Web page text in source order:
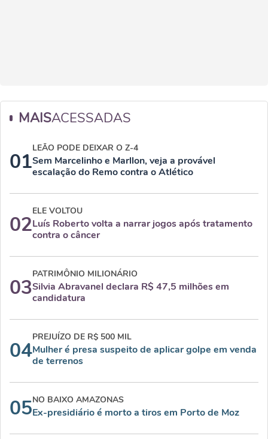
MAISACESSADAS
01
LEÃO PODE DEIXAR O Z-4
Sem Marcelinho e Marllon, veja a provável
escalação do Remo contra o Atlético
02
ELE VOLTOU
Luís Roberto volta a narrar jogos após tratamento
contra o câncer
03
PATRIMÔNIO MILIONÁRIO
Silvia Abravanel declara R$ 47,5 milhões em
candidatura
04
PREJUÍZO DE R$ 500 MIL
Mulher é presa suspeito de aplicar golpe em venda
de terrenos
05NO BAIXO AMAZONAS
Ex-presidiário é morto a tiros em Porto de Moz